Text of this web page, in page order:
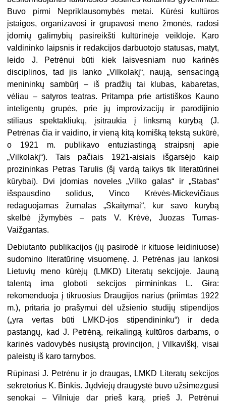
Buvo pirmi Nepriklausomybės metai. Kūrėsi kultūros
įstaigos, organizavosi ir grupavosi meno žmonės, radosi
įdomių galimybių pasireikšti kultūrinėje veikloje. Karo
valdininko laipsnis ir redakcijos darbuotojo statusas, matyt,
leido J. Petrėnui būti kiek laisvesniam nuo karinės
disciplinos, tad jis lanko „Vilkolakį“, naują, sensacingą
menininkų sambūrį – iš pradžių tai klubas, kabaretas,
vėliau – satyros teatras. Pritampa prie artistiškos Kauno
inteligentų grupės, prie jų improvizacijų ir parodijinio
stiliaus spektakliukų, įsitraukia į linksmą kūrybą (J.
Petrėnas čia ir vaidino, ir vieną kitą komišką tekstą sukūrė,
o 1921 m. publikavo entuziastingą straipsnį apie
„Vilkolakį“). Tais pačiais 1921-aisiais išgarsėjo kaip
prozininkas Petras Tarulis (šį vardą taikys tik literatūrinei
kūrybai). Dvi įdomias noveles „Vilko galas“ ir „Stabas“
išspausdino solidus, Vinco Krėvės-Mickevičiaus
redaguojamas žurnalas „Skaitymai“, kur savo kūrybą
skelbė įžymybės – pats V. Krėvė, Juozas Tumas-
Vaižgantas.
Debiutanto publikacijos (jų pasirodė ir kituose leidiniuose)
sudomino literatūrinę visuomenę. J. Petrėnas jau lankosi
Lietuvių meno kūrėjų (LMKD) Literatų sekcijoje. Jauną
talentą ima globoti sekcijos pirmininkas L. Gira:
rekomenduoja į tikruosius Draugijos narius (priimtas 1922
m.), pritaria jo prašymui dėl užsienio studijų stipendijos
(„yra vertas būti LMKD-jos stipendininku“) ir deda
pastangų, kad J. Petrėną, reikalingą kultūros darbams, o
karinės vadovybės nusiųstą provincijon, į Vilkaviškį, visai
paleistų iš karo tarnybos.
Rūpinasi J. Petrėnu ir jo draugas, LMKD Literatų sekcijos
sekretorius K. Binkis. Jųdviejų draugystė buvo užsimezgusi
senokai – Vilniuje dar prieš karą, prieš J. Petrėnui